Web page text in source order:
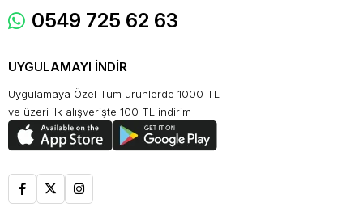
0549 725 62 63
UYGULAMAYI İNDİR
Uygulamaya Özel Tüm ürünlerde 1000 TL
ve üzeri ilk alışverişte 100 TL indirim